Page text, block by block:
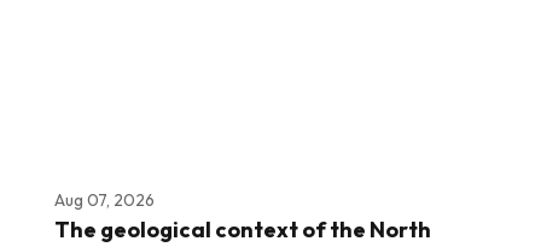
Aug 07, 2026
The geological context of the North